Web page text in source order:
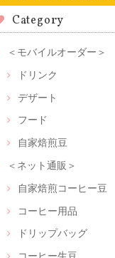
Category
＜モバイルオーダー＞
ドリンク
デザート
フード
自家焙煎豆
＜ネット通販＞
自家焙煎コーヒー豆
コーヒー用品
ドリップバッグ